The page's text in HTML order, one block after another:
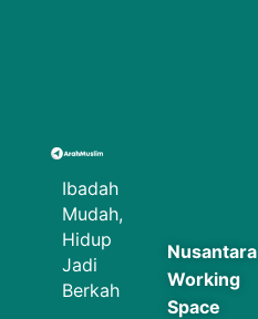
Ibadah
Mudah,
Hidup
Jadi
Berkah
Nusantara
Working
Space